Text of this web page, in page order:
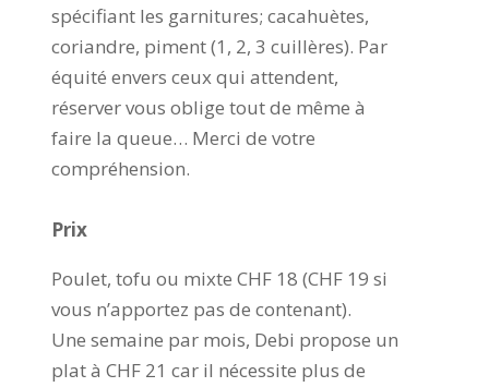
spécifiant les garnitures; cacahuètes,
coriandre, piment (1, 2, 3 cuillères). Par
équité envers ceux qui attendent,
réserver vous oblige tout de même à
faire la queue… Merci de votre
compréhension.
Prix
Poulet, tofu ou mixte CHF 18 (CHF 19 si
vous n’apportez pas de contenant).
Une semaine par mois, Debi propose un
plat à CHF 21 car il nécessite plus de